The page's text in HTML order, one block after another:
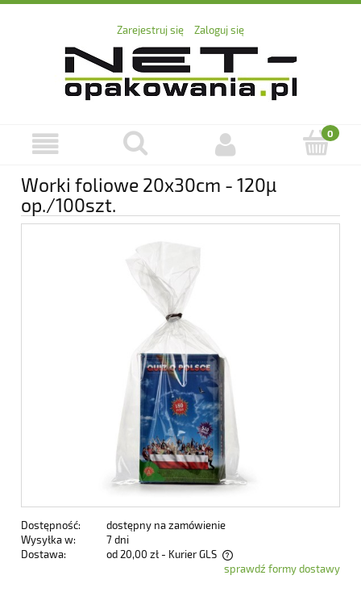
Zarejestruj się Zaloguj się
Worki foliowe 20x30cm - 120µ
op./100szt.
Dostępność:
dostępny na zamówienie
Wysyłka w:
7 dni
Dostawa:
od 20,00 zł - Kurier GLS
Cena nie zawiera ewentualnych kosztów płatnościsprawdź formy dostawy